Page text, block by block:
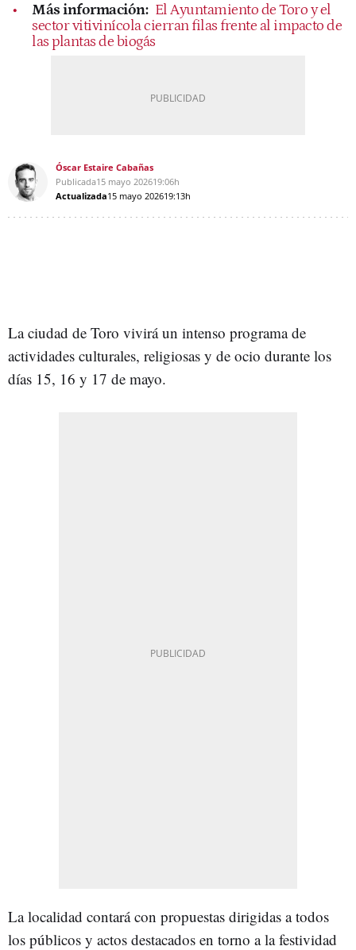
Más información: El Ayuntamiento de Toro y el
sector vitivinícola cierran filas frente al impacto de
las plantas de biogás
Óscar Estaire Cabañas
Publicada15 mayo 202619:06h
Actualizada15 mayo 202619:13h
La ciudad de Toro vivirá un intenso programa de
actividades culturales, religiosas y de ocio durante los
días 15, 16 y 17 de mayo.
La localidad contará con propuestas dirigidas a todos
los públicos y actos destacados en torno a la festividad